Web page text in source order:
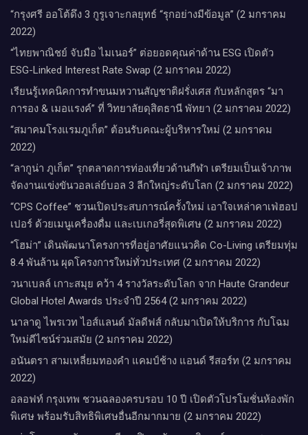
“กรุงศรี ออโต้ดึง 3 กูรูเจาะกลยุทธ์ “รุกอย่างมีข้อมูล” (2 มกราคม
2022)
“ไทยพาณิชย์ จับมือ ไมเนอร์” ต่อยอดคุณค่าด้าน ESG เปิดตัว
ESG-Linked Interest Rate Swap (2 มกราคม 2022)
เรียนรู้เทคนิคการทำขนมหวานสัญชาติฝรั่งเศส กับหลักสูตร “มา
การอง & เมอแรงค์” ที่ วิทยาลัยดุสิตธานี พัทยา (2 มกราคม 2022)
“สมาคมโรงแรมภูเก็ต” ต้อนรับคณะผู้บริหารใหม่ (2 มกราคม
2022)
“ลากูน่า ภูเก็ต” รุกตลาดการท่องเที่ยวด้านกีฬา เตรียมเป็นเจ้าภาพ
จัดงานแข่งขันวอลเล่ย์บอล 3 ลีกใหญ่ระดับโลก (2 มกราคม 2022)
“CPS Coffee” ชวนเปิดประสบการณ์ครั้งใหม่ เอาใจเหล่าคาเฟ่ฮอป
เปอร์ ด้วยเมนูเครื่องดื่ม และเบเกอรี่สุดพิเศษ (2 มกราคม 2022)
“โฮม่า” เดินพัฒนาโครงการที่อยู่อาศัยแนวคิด Co-Living เตรียมทุ่ม
8.4 พันล้าน ผุดโครงการใหม่ทั่วประเทศ (2 มกราคม 2022)
วนาเบลล์ เกาะสมุย คว้า 4 รางวัลระดับโลก จาก Haute Grandeur
Global Hotel Awards ประจำปี 2564 (2 มกราคม 2022)
นาลาดู ไพรเวท ไอส์แลนด์ มัลดีฟส์ กลับมาเปิดให้บริการ กับโฉม
ใหม่ดีไซน์ร่วมสมัย (2 มกราคม 2022)
อนันตรา สามเหลี่ยมทองคำ แคมป์ช้าง แอนด์ รีสอร์ท (2 มกราคม
2022)
อลอฟท์ กรุงเทพ ชวนฉลองครบรอบ 10 ปี เปิดตัวโปรโมชั่นห้องพัก
พิเศษ พร้อมรับสิทธิพิเศษอื่นอีกมากมาย (2 มกราคม 2022)